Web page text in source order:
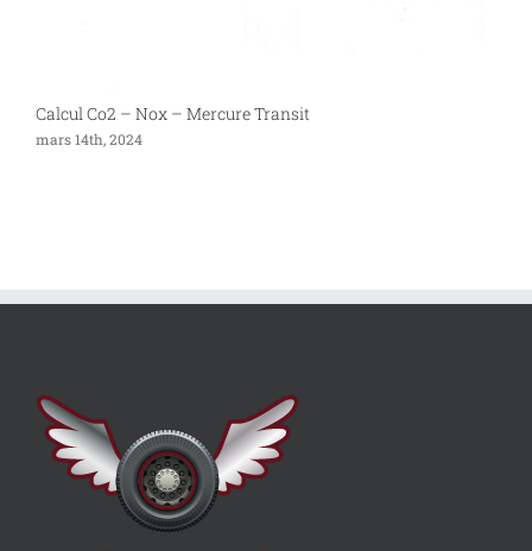
Calcul Co2 – Nox – Mercure Transit
mars 14th, 2024